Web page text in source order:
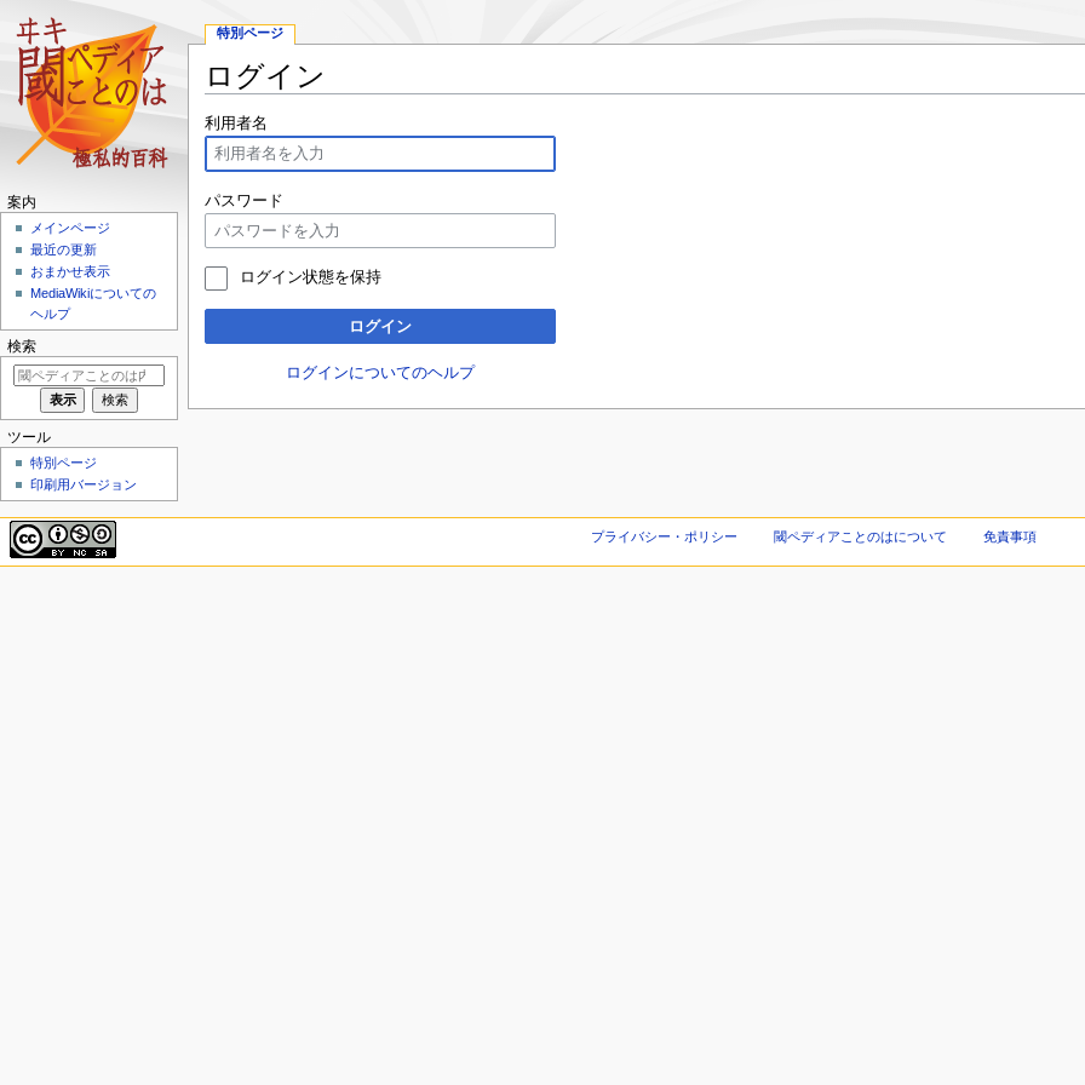
ログイン
ナ
ビ
ゲ
ー
シ
ョ
移
検
索
に
移
動
利用者名
パスワード
ログイン状態を保持
ログイン
ログインについてのヘルプ
特別ページ
案内
メインページ
最近の更新
おまかせ表示
MediaWikiについての
ヘルプ
検索
ツール
特別ページ
印刷用バージョン
プライバシー・ポリシー 閾ペディアことのはについて 免責事項